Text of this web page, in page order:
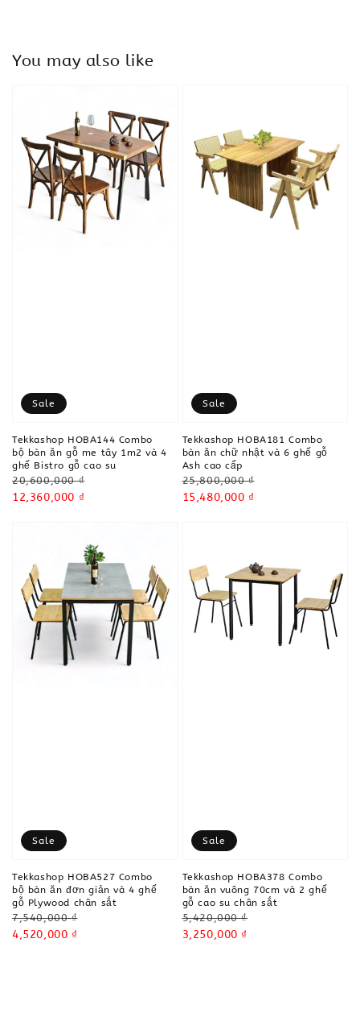
You may also like
Sale
Tekkashop HOBA144 Combo
bộ bàn ăn gỗ me tây 1m2 và 4
ghế Bistro gỗ cao su
Regular
price
20,600,000 ₫
Sale
12,360,000 ₫
Sale
Tekkashop HOBA181 Combo
bàn ăn chữ nhật và 6 ghế gỗ
Ash cao cấp
Regular
price
25,800,000 ₫
Sale
15,480,000 ₫
Sale
Tekkashop HOBA527 Combo
bộ bàn ăn đơn giản và 4 ghế
gỗ Plywood chân sắt
Regular
price
7,540,000 ₫
Sale
4,520,000 ₫
Sale
Tekkashop HOBA378 Combo
bàn ăn vuông 70cm và 2 ghế
gỗ cao su chân sắt
Regular
price
5,420,000 ₫
Sale
3,250,000 ₫